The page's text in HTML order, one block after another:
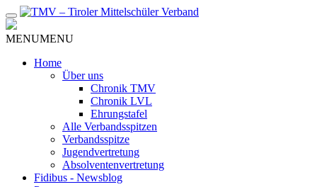
Zum
Inhalt
MENUMENU
Home
Über uns
Chronik TMV
Chronik LVL
Ehrungstafel
Alle Verbandsspitzen
Verbandsspitze
Jugendvertretung
Absolventenvertretung
Fidibus - Newsblog